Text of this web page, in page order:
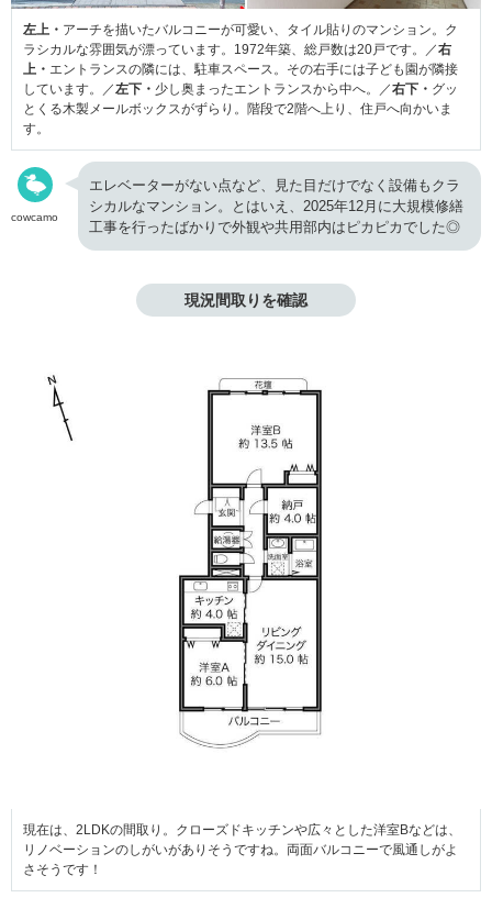
左上・ アーチを描いたバルコニーが可愛い、タイル貼りのマンション。ク
ラシカルな雰囲気が漂っています。1972年築、総戸数は20戸です。／右
上・ エントランスの隣には、駐車スペース。その右手には子ども園が隣接
しています。／左下・ 少し奥まったエントランスから中へ。／右下・ グッ
とくる木製メールボックスがずらり。階段で2階へ上り、住戸へ向かいま
す。
cowcamo
エレベーターがない点など、見た目だけでなく設備もクラ
シカルなマンション。とはいえ、2025年12月に大規模修繕
工事を行ったばかりで外観や共用部内はピカピカでした◎
現況間取りを確認
現在は、2LDKの間取り。クローズドキッチンや広々とした洋室Bなどは、
リノベーションのしがいがありそうですね。両面バルコニーで風通しがよ
さそうです！